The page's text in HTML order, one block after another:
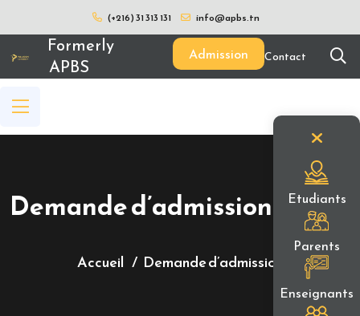
Etudiants
Parents
Enseignants
(+216) 31 313 131 info@apbs.tn
Formerly
APBS
Admission Contact
Demande d’admission
Accueil Demande d’admission